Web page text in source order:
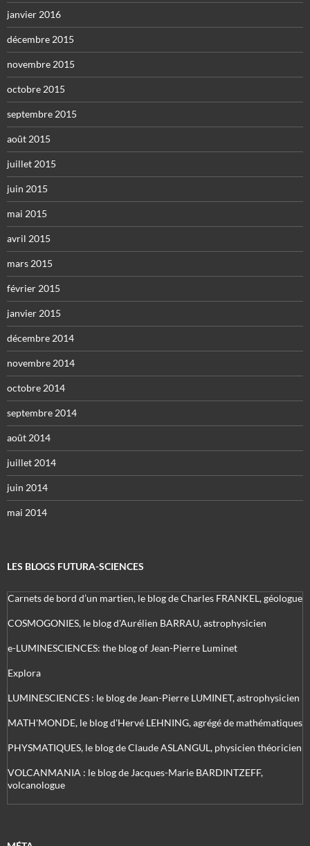
janvier 2016
décembre 2015
novembre 2015
octobre 2015
septembre 2015
août 2015
juillet 2015
juin 2015
mai 2015
avril 2015
mars 2015
février 2015
janvier 2015
décembre 2014
novembre 2014
octobre 2014
septembre 2014
août 2014
juillet 2014
juin 2014
mai 2014
LES BLOGS FUTURA-SCIENCES
Carnets de bord d’un martien, le blog de Charles FRANKEL, géologue
COSMOGONIES, le blog d'Aurélien BARRAU, astrophysicien
e-LUMINESCIENCES: the blog of Jean-Pierre Luminet
Explora
LUMINESCIENCES : le blog de Jean-Pierre LUMINET, astrophysicien
MATH'MONDE, le blog d'Hervé LEHNING, agrégé de mathématiques
PHYSMATIQUES, le blog de Claude ASLANGUL, physicien théoricien
VOLCANMANIA : le blog de Jacques-Marie BARDINTZEFF,
volcanologue